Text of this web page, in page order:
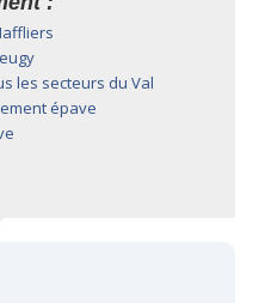
les secteurs du Val
épave